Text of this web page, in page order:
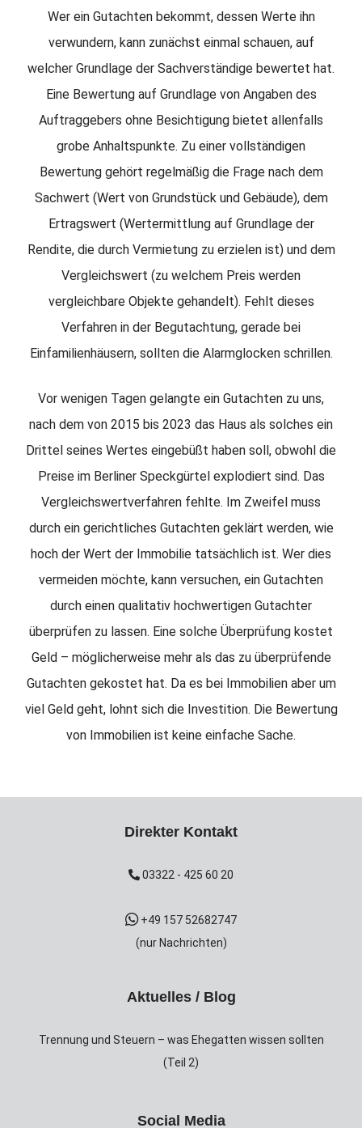
Wer ein Gutachten bekommt, dessen Werte ihn
verwundern, kann zunächst einmal schauen, auf
welcher Grundlage der Sachverständige bewertet hat.
Eine Bewertung auf Grundlage von Angaben des
Auftraggebers ohne Besichtigung bietet allenfalls
grobe Anhaltspunkte. Zu einer vollständigen
Bewertung gehört regelmäßig die Frage nach dem
Sachwert (Wert von Grundstück und Gebäude), dem
Ertragswert (Wertermittlung auf Grundlage der
Rendite, die durch Vermietung zu erzielen ist) und dem
Vergleichswert (zu welchem Preis werden
vergleichbare Objekte gehandelt). Fehlt dieses
Verfahren in der Begutachtung, gerade bei
Einfamilienhäusern, sollten die Alarmglocken schrillen.
Vor wenigen Tagen gelangte ein Gutachten zu uns,
nach dem von 2015 bis 2023 das Haus als solches ein
Drittel seines Wertes eingebüßt haben soll, obwohl die
Preise im Berliner Speckgürtel explodiert sind. Das
Vergleichswertverfahren fehlte. Im Zweifel muss
durch ein gerichtliches Gutachten geklärt werden, wie
hoch der Wert der Immobilie tatsächlich ist. Wer dies
vermeiden möchte, kann versuchen, ein Gutachten
durch einen qualitativ hochwertigen Gutachter
überprüfen zu lassen. Eine solche Überprüfung kostet
Geld – möglicherweise mehr als das zu überprüfende
Gutachten gekostet hat. Da es bei Immobilien aber um
viel Geld geht, lohnt sich die Investition. Die Bewertung
von Immobilien ist keine einfache Sache.
Direkter Kontakt
03322 - 425 60 20
+49 157 52682747
(nur Nachrichten)
Aktuelles / Blog
Trennung und Steuern – was Ehegatten wissen sollten
(Teil 2)
Social Media